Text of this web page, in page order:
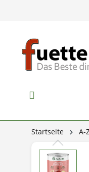
Startseite A-